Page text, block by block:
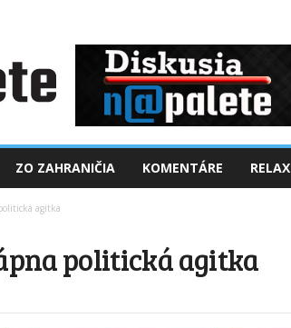
ZO ZAHRANIČIA KOMENTÁRE RELAX
agitka
politická agitka